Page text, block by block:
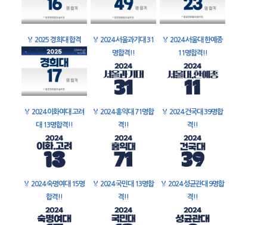
🏅 2025 경희대 합격 🏅 2024 서울과기대 31
명합격!!
🏅 2024 서울대 한예종
11명합격!!
🏅 2024 이화여대 고려
대 13명합격!!
🏅 2024 홍익대 71명합
격!!
🏅 2024 건국대 39명합
격!!
🏅 2024 숙명여대 15명
합격!!
🏅 2024 국민대 13명합
격!!
🏅 2024 성균관대 9명합
격!!